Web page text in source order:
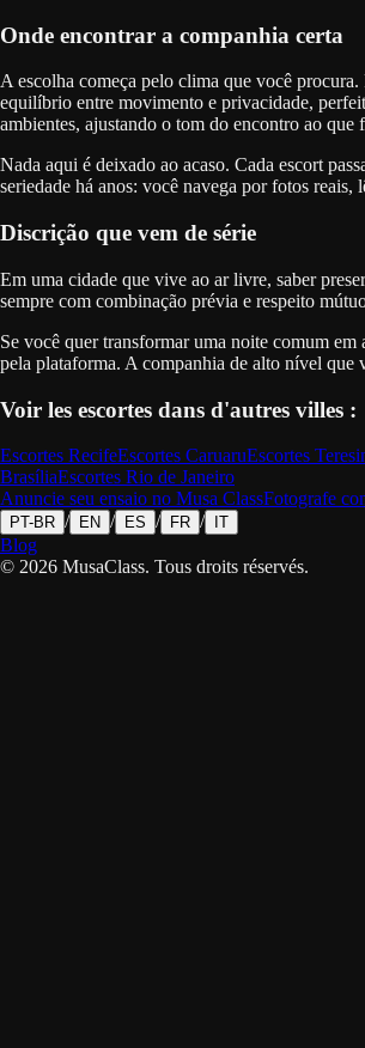
Onde encontrar a companhia certa
A escolha começa pelo clima que você
equilíbrio entre movimento e privacidade,
ambientes, ajustando o tom do encontro ao que
Nada aqui é deixado ao acaso. Cada escort
seriedade há anos: você navega por fotos
Discrição que vem de série
Em uma cidade que vive ao ar livre, saber
sempre com combinação prévia e respeito
Se você quer transformar uma noite comum
pela plataforma. A companhia de alto nível que
Voir les escortes dans d'autres villes :
Escortes RecifeEscortes CaruaruEscortes
BrasíliaEscortes Rio de Janeiro
Anuncie seu ensaio no Musa ClassFotografe
PT-BR / EN / ES / FR / IT
Blog
© 2026 MusaClass. Tous droits réservés.